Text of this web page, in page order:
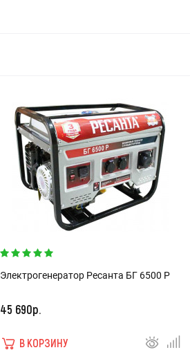
Электрогенератор Ресанта БГ 6500 Р
45 690р.
В КОРЗИНУ